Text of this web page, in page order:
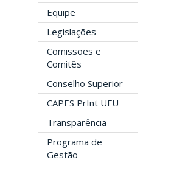
Equipe
Legislações
Comissões e
Comitês
Conselho Superior
CAPES PrInt UFU
Transparência
Programa de
Gestão